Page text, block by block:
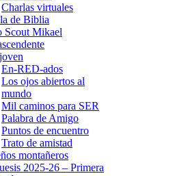
Charlas virtuales
de Biblia
Scout Mikael
En-RED-ados
Los ojos abiertos al
mundo
Mil caminos para SER
Palabra de Amigo
Puntos de encuentro
Trato de amistad
montañeros
2025-26 – Primera